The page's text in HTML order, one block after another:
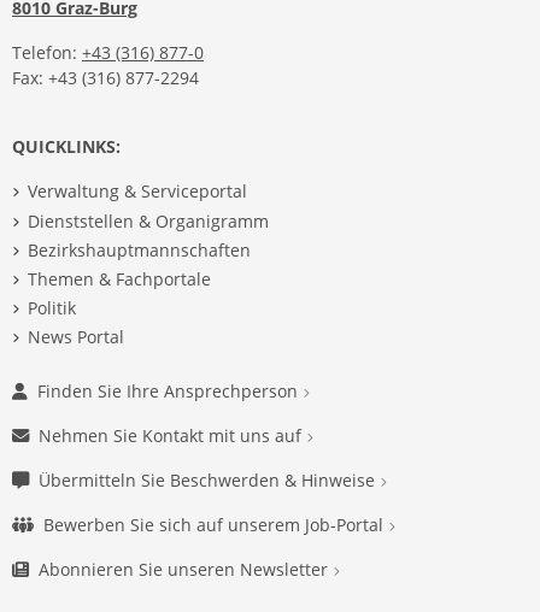
8010 Graz-Burg
Telefon: +43 (316) 877-0
Fax: +43 (316) 877-2294
QUICKLINKS:
Verwaltung & Serviceportal
Dienststellen & Organigramm
Bezirkshauptmannschaften
Themen & Fachportale
Politik
News Portal
Finden Sie Ihre Ansprechperson
Nehmen Sie Kontakt mit uns auf
Übermitteln Sie Beschwerden & Hinweise
Bewerben Sie sich auf unserem Job-Portal
Abonnieren Sie unseren Newsletter